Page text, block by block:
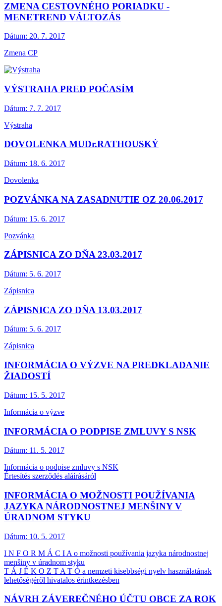
ZMENA CESTOVNÉHO PORIADKU -
MENETREND VÁLTOZÁS
Dátum: 20. 7. 2017
Zmena CP
VÝSTRAHA PRED POČASÍM
Dátum: 7. 7. 2017
Výstraha
DOVOLENKA MUDr.RATHOUSKÝ
Dátum: 18. 6. 2017
Dovolenka
POZVÁNKA NA ZASADNUTIE OZ 20.06.2017
Dátum: 15. 6. 2017
Pozvánka
ZÁPISNICA ZO DŇA 23.03.2017
Dátum: 5. 6. 2017
Zápisnica
ZÁPISNICA ZO DŇA 13.03.2017
Dátum: 5. 6. 2017
Zápisnica
INFORMÁCIA O VÝZVE NA PREDKLADANIE
ŽIADOSTÍ
Dátum: 15. 5. 2017
Informácia o výzve
INFORMÁCIA O PODPISE ZMLUVY S NSK
Dátum: 11. 5. 2017
Informácia o podpise zmluvy s NSK
Értesítés szerződés aláírásáról
INFORMÁCIA O MOŽNOSTI POUŽÍVANIA
JAZYKA NÁRODNOSTNEJ MENŠINY V
ÚRADNOM STYKU
Dátum: 10. 5. 2017
I N F O R M Á C I A o možnosti používania jazyka národnostnej
menšiny v úradnom styku
T Á J É K O Z T A T Ó a nemzeti kisebbségi nyelv használatának
lehetőségéről hivatalos érintkezésben
NÁVRH ZÁVEREČNÉHO ÚČTU OBCE ZA ROK